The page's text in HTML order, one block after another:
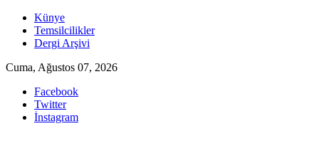
Skip
content
Künye
Temsilcilikler
Dergi Arşivi
Cuma, Ağustos 07, 2026
Facebook
Twitter
İnstagram